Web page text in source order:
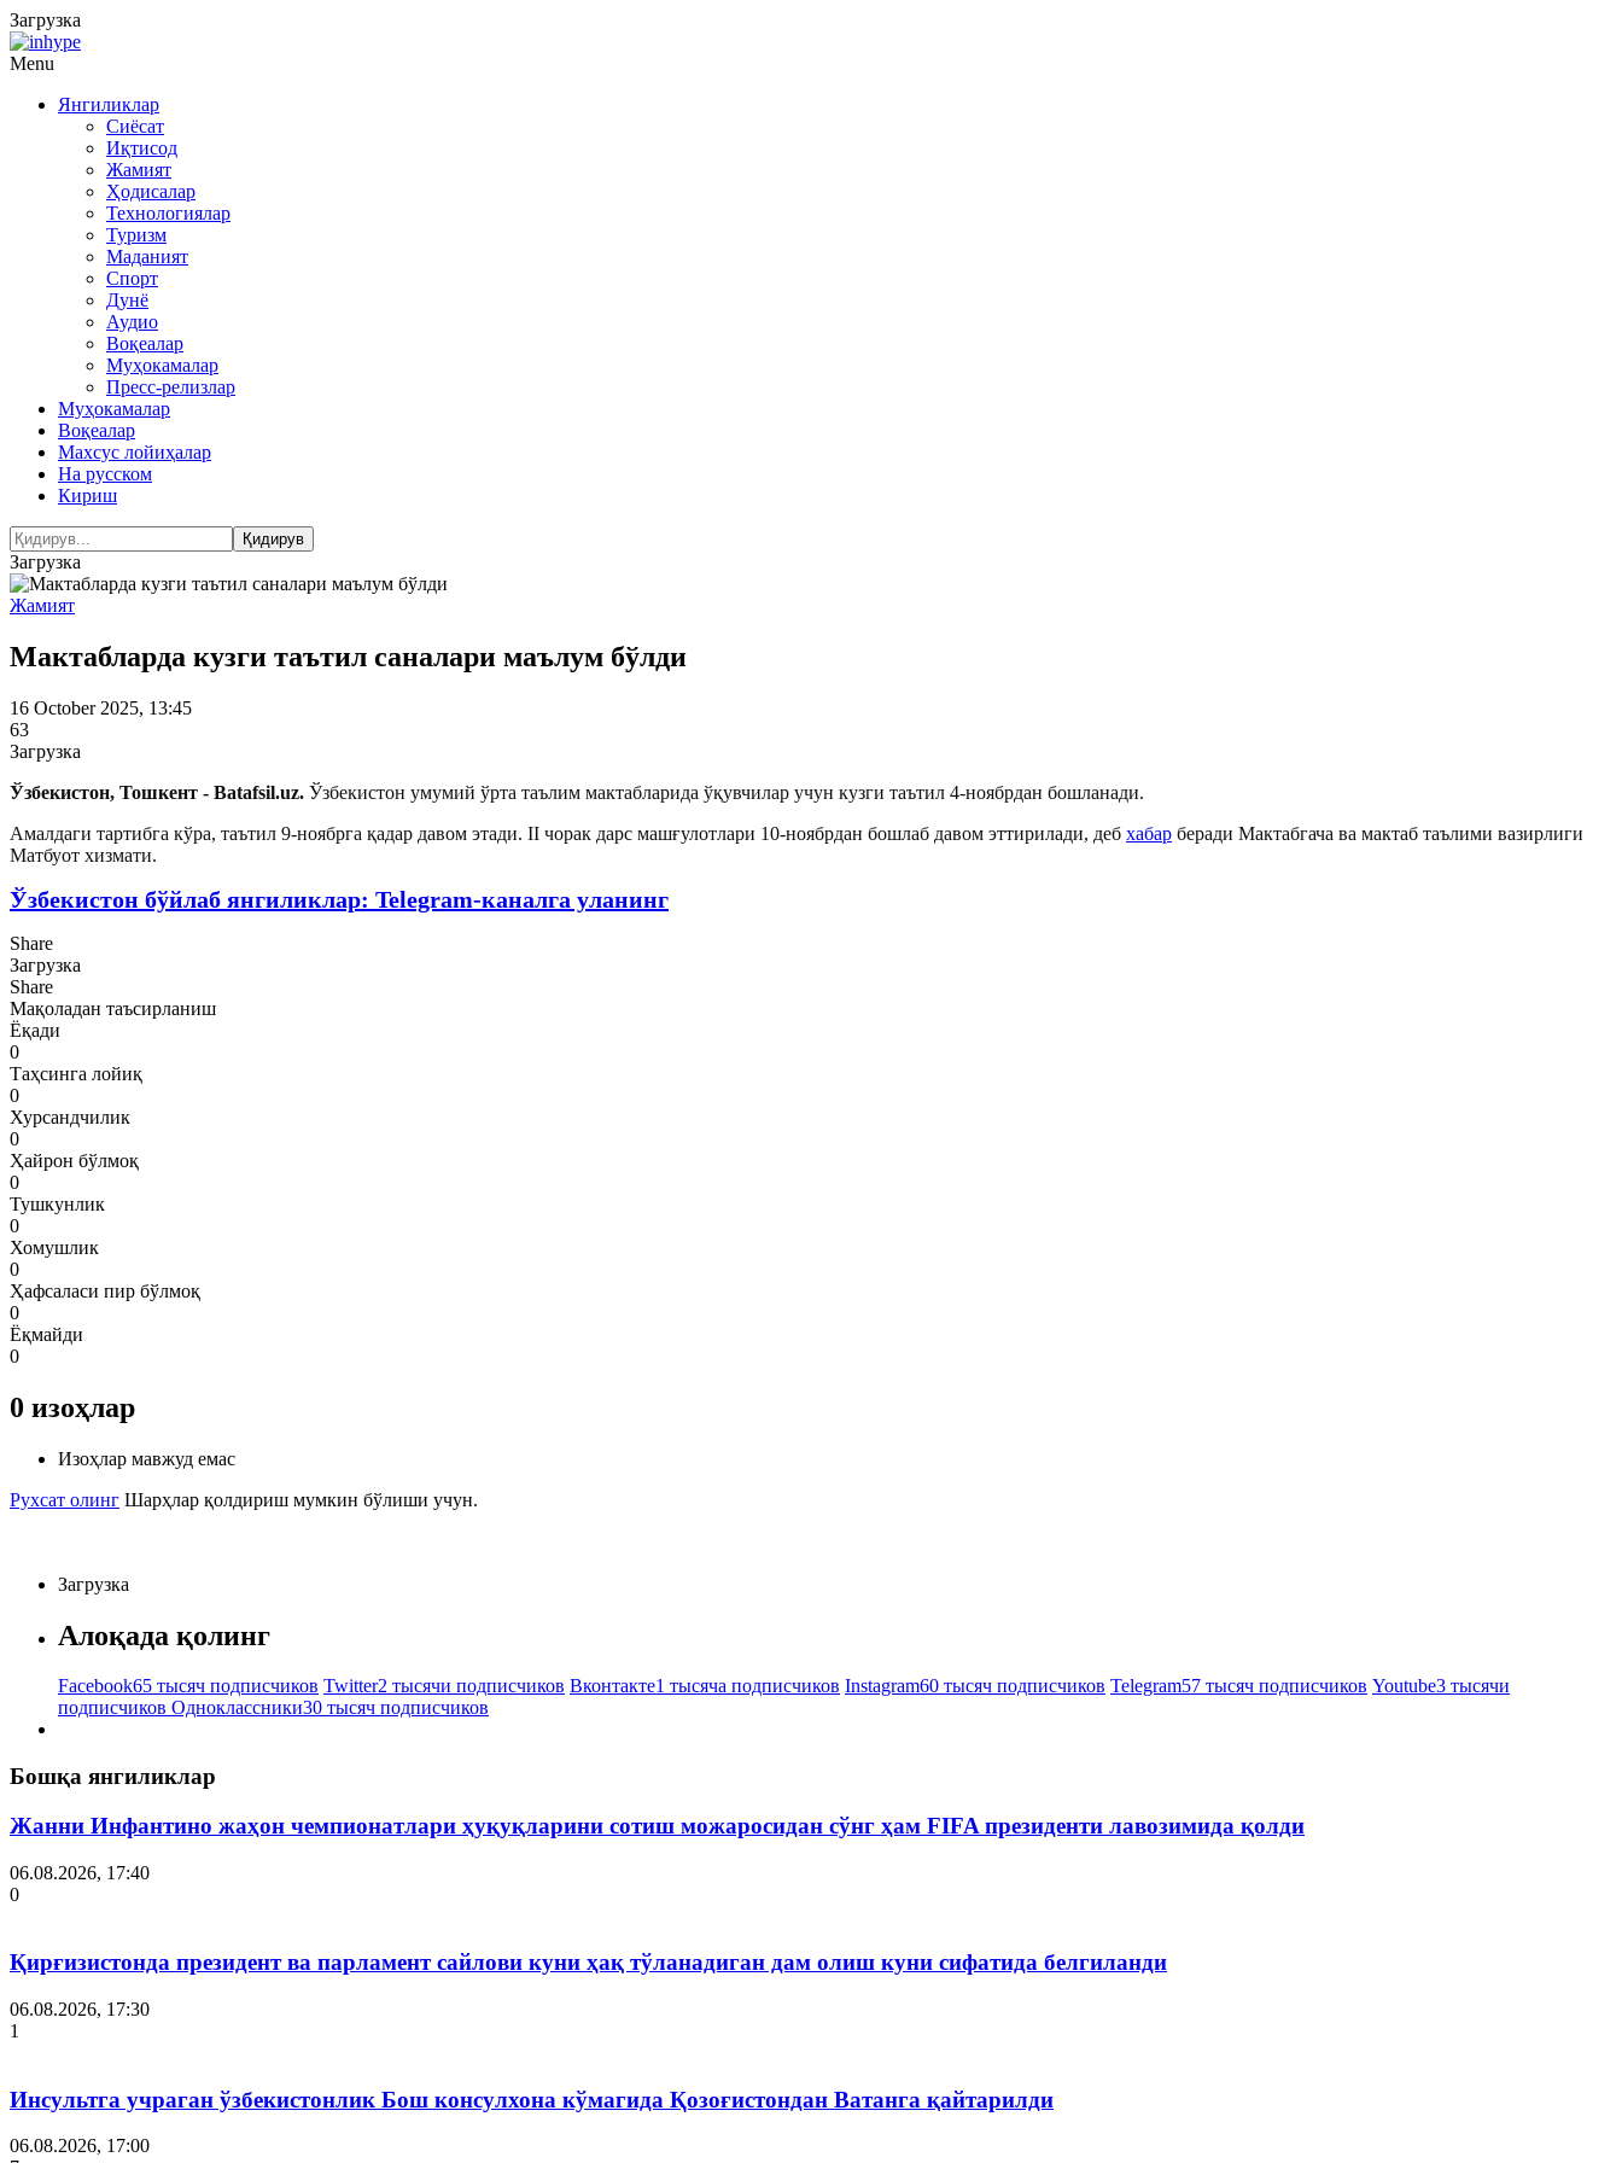
Загрузка
Menu
Янгиликлар
Сиёсат
Иқтисод
Жамият
Ҳодисалар
Технологиялар
Туризм
Маданият
Спорт
Дунё
Аудио
Воқеалар
Муҳокамалар
Пресс-релизлар
Муҳокамалар
Воқеалар
Махсус лойиҳалар
На русском
Кириш
Загрузка
Жамият
Мактабларда кузги таътил саналари маълум бўлди
16 October 2025, 13:45
63
Загрузка
Ўзбекистон, Тошкент - Batafsil.uz. Ўзбекистон умумий ўрта таълим мактабларида ўқувчилар учун кузги таътил 4-ноябрдан бошланади.
Амалдаги тартибга кўра, таътил 9-ноябрга қадар давом этади. II чорак дарс машғулотлари 10-ноябрдан бошлаб давом эттирилади, деб хабар беради Мактабгача ва мактаб таълими вазирлиги
Матбуот хизмати.
Ўзбекистон бўйлаб янгиликлар: Telegram-каналга уланинг
Share
Загрузка
Share
Мақоладан таъсирланиш
Ёқади
0
Таҳсинга лойиқ
0
Хурсандчилик
0
Ҳайрон бўлмоқ
0
Тушкунлик
0
Хомушлик
0
Ҳафсаласи пир бўлмоқ
0
Ёқмайди
0
0 изоҳлар
Изоҳлар мавжуд емас
Рухсат олинг Шарҳлар қолдириш мумкин бўлиши учун.
Загрузка
Алоқада қолинг
Facebook65 тысяч подписчиков Twitter2 тысячи подписчиков Вконтакте1 тысяча подписчиков Instagram60 тысяч подписчиков Telegram57 тысяч подписчиков Youtube3 тысячи
подписчиков Одноклассники30 тысяч подписчиков
Бошқа янгиликлар
Жанни Инфантино жаҳон чемпионатлари ҳуқуқларини сотиш можаросидан сўнг ҳам FIFA президенти лавозимида қолди
06.08.2026, 17:40
0
Қирғизистонда президент ва парламент сайлови куни ҳақ тўланадиган дам олиш куни сифатида белгиланди
06.08.2026, 17:30
1
Инсультга учраган ўзбекистонлик Бош консулхона кўмагида Қозоғистондан Ватанга қайтарилди
06.08.2026, 17:00